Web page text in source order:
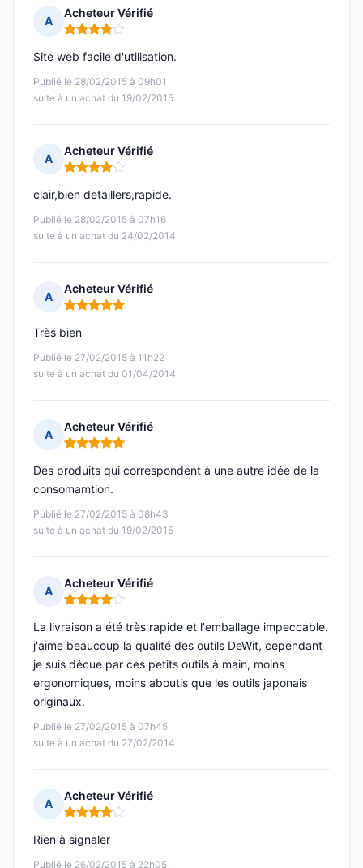
A
Acheteur Vérifié
Note : 4 sur 5
Publié le 28/02/2015 à 09h01
suite à un achat du 19/02/2015
Site web facile d'utilisation.
A
Acheteur Vérifié
Note : 4 sur 5
Publié le 28/02/2015 à 07h16
suite à un achat du 24/02/2014
clair,bien detaillers,rapide.
A
Acheteur Vérifié
Note : 5 sur 5
Publié le 27/02/2015 à 11h22
suite à un achat du 01/04/2014
Très bien
A
Acheteur Vérifié
Note : 5 sur 5
Publié le 27/02/2015 à 08h43
suite à un achat du 19/02/2015
Des produits qui correspondent à une autre idée de la
consomamtion.
A
Acheteur Vérifié
Note : 4 sur 5
Publié le 27/02/2015 à 07h45
suite à un achat du 27/02/2014
La livraison a été très rapide et l'emballage impeccable.
j'aime beaucoup la qualité des outils DeWit, cependant
je suis décue par ces petits outils à main, moins
ergonomiques, moins aboutis que les outils japonais
originaux.
A
Acheteur Vérifié
Note : 4 sur 5
Publié le 26/02/2015 à 22h05
Rien à signaler